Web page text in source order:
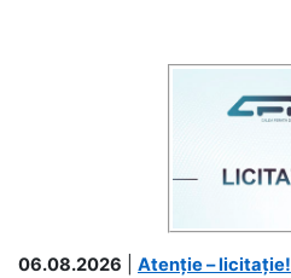
06.08.2026
Atenție – licitație!